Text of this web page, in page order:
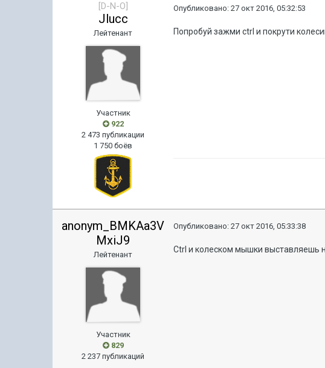
[D-N-O]
Jlucc
Лейтенант
Участник
922
2 473 публикации
1 750 боёв
Опубликовано:27 окт 2016, 05:32:53
Попробуй зажми ctrl и покрути
anonym_BMKAa3V
MxiJ9
Лейтенант
Участник
829
2 237 публикаций
Опубликовано:27 окт 2016, 05:33:38
Ctrl и колеском мышки выставляешь